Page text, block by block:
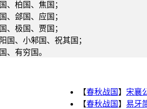
、柏国、焦国；
、郐国、应国；
、极国、贾国；
国、小邾国、祝其国；
、有穷国。
【春秋战国 】 宋襄
【春秋战国 】 易牙